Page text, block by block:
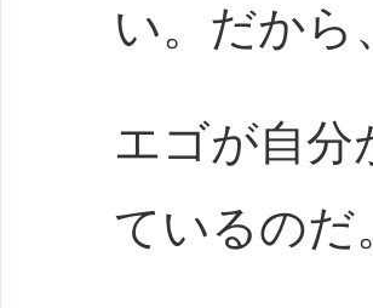
い。だから
エゴが自分
ているのだ